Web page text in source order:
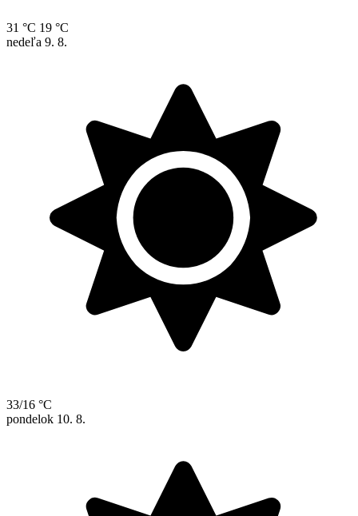
31 °C 19 °C
nedeľa 9. 8.
33/16 °C
pondelok 10. 8.